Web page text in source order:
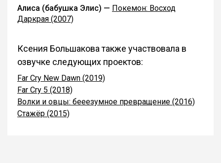
Алиса (бабушка Элис) — Покемон: Восход
Даркрая (2007)
Ксения Большакова также участвовала в
озвучке следующих проектов:
Far Cry New Dawn (2019)
Far Cry 5 (2018)
Волки и овцы: бееезумное превращение (2016)
Стажёр (2015)